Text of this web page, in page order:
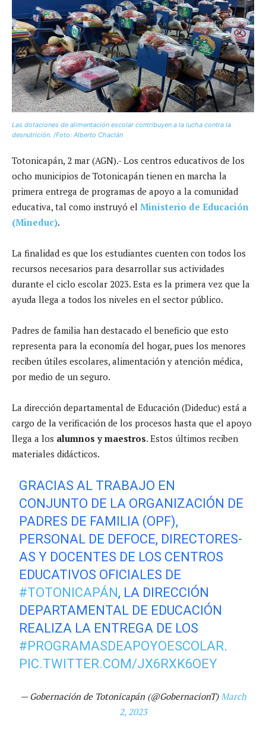
Las dotaciones de alimentación escolar contribuyen a la lucha contra la
desnutrición. /Foto: Alberto Chaclán
Totonicapán, 2 mar (AGN).- Los centros educativos de los
ocho municipios de Totonicapán tienen en marcha la
primera entrega de programas de apoyo a la comunidad
educativa, tal como instruyó el Ministerio de Educación
(Mineduc).
La finalidad es que los estudiantes cuenten con todos los
recursos necesarios para desarrollar sus actividades
durante el ciclo escolar 2023. Esta es la primera vez que la
ayuda llega a todos los niveles en el sector público.
Padres de familia han destacado el beneficio que esto
representa para la economía del hogar, pues los menores
reciben útiles escolares, alimentación y atención médica,
por medio de un seguro.
La dirección departamental de Educación (Dideduc) está a
cargo de la verificación de los procesos hasta que el apoyo
llega a los alumnos y maestros. Estos últimos reciben
materiales didácticos.
GRACIAS AL TRABAJO EN
CONJUNTO DE LA ORGANIZACIÓN DE
PADRES DE FAMILIA (OPF),
PERSONAL DE DEFOCE, DIRECTORES-
AS Y DOCENTES DE LOS CENTROS
EDUCATIVOS OFICIALES DE
#TOTONICAPÁN, LA DIRECCIÓN
DEPARTAMENTAL DE EDUCACIÓN
REALIZA LA ENTREGA DE LOS
#PROGRAMASDEAPOYOESCOLAR.
PIC.TWITTER.COM/JX6RXK6OEY
— Gobernación de Totonicapán (@GobernacionT) March
2, 2023